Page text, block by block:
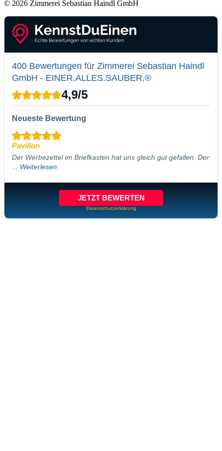
© 2026 Zimmerei Sebastian Haindl GmbH
400 Bewertungen für Zimmerei Sebastian Haindl
GmbH - EINER.ALLES.SAUBER.®
4,9/5
Neueste Bewertung
Pavillon
Der Werbezettel im Briefkasten hat uns gleich gut gefallen. Der
... Weiterlesen
JETZT BEWERTEN
Datenschutzerklärung